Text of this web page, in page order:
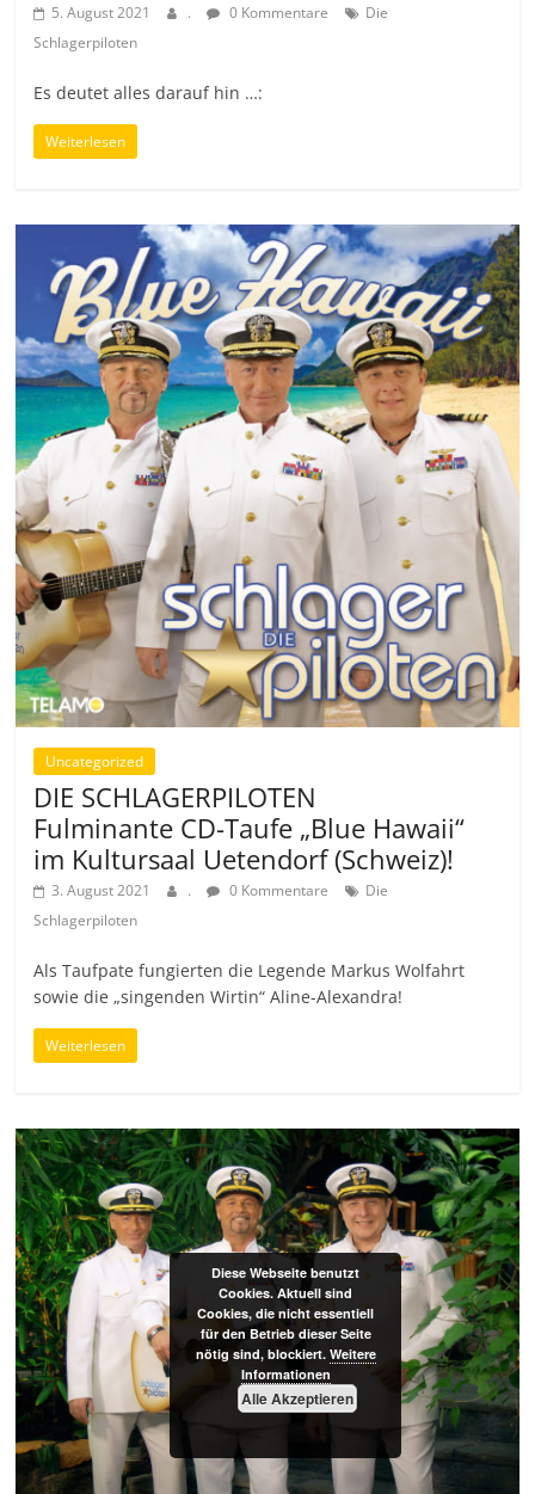
5. August 2021 . 0 Kommentare
Die
Schlagerpiloten
Es deutet alles darauf hin …:
Weiterlesen
Uncategorized
DIE SCHLAGERPILOTEN
Fulminante CD-Taufe „Blue Hawaii“
im Kultursaal Uetendorf (Schweiz)!
3. August 2021 . 0 Kommentare
Die
Schlagerpiloten
Als Taufpate fungierten die Legende Markus Wolfahrt
sowie die „singenden Wirtin“ Aline-Alexandra!
Weiterlesen
Diese Webseite benutzt
Cookies. Aktuell sind
Cookies, die nicht essentiell
für den Betrieb dieser Seite
nötig sind, blockiert. Weitere
Informationen
Alle Akzeptieren